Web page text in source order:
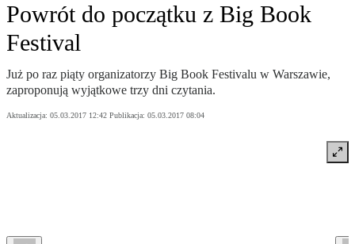
Powrót do początku z Big Book
Festival
Już po raz piąty organizatorzy Big Book Festivalu w Warszawie,
zaproponują wyjątkowe trzy dni czytania.
Aktualizacja: 05.03.2017 12:42 Publikacja: 05.03.2017 08:04